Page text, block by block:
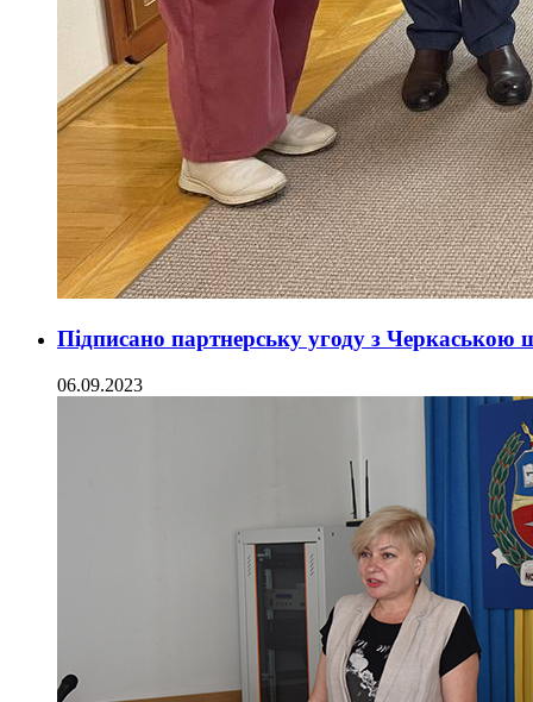
Підписано партнерську угоду з
06.09.2023